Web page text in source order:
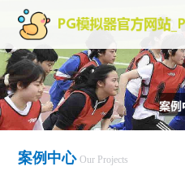
案例中心 Our Projects